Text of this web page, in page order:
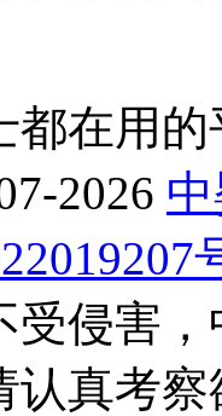
都在用的
2026
受侵害
认真考